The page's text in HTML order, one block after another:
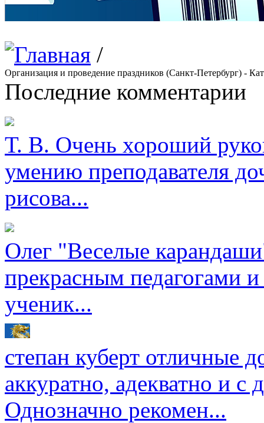
/
Организация и проведение праздников (Санкт-Петербург) -
Последние комментарии
Т. В. Очень хороший
умению преподавателя
рисова...
Олег "Веселые
прекрасным педагогами
ученик...
степан куберт отличные
аккуратно, адекватно и
Однозначно рекомен...